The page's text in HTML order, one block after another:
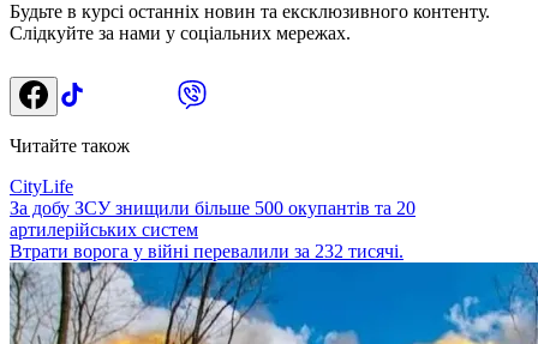
Будьте в курсі останніх новин та ексклюзивного контенту.
Слідкуйте за нами у соціальних мережах.
Читайте також
CityLife
За добу ЗСУ знищили більше 500 окупантів та 20
артилерійських систем
Втрати ворога у війні перевалили за 232 тисячі.